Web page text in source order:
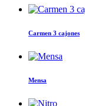
Carmen 3 cajones
Mensa